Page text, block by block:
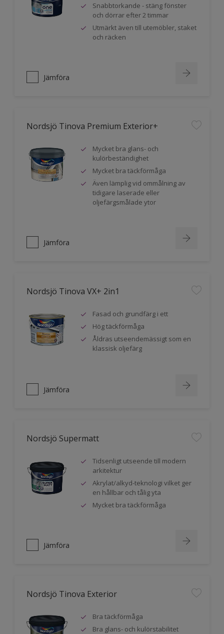
Snabbtorkande - stäng fönster
och dörrar efter 2 timmar
Utmärkt även till utemöbler, staket
och räcken
Jämföra
Nordsjö Tinova Premium Exterior+
Mycket bra glans- och
kulörbeständighet
Mycket bra täckförmåga
Även lämplig vid ommålning av
tidigare laserade eller
oljefärgsmålade ytor
Jämföra
Nordsjö Tinova VX+ 2in1
Fasad och grundfärg i ett
Hög täckförmåga
Åldras utseendemässigt som en
klassisk oljefärg
Jämföra
Nordsjö Supermatt
Tidsenligt utseende till modern
arkitektur
Akrylat/alkyd-teknologi vilket ger
en hållbar och tålig yta
Mycket bra täckförmåga
Jämföra
Nordsjö Tinova Exterior
Bra täckförmåga
Bra glans- och kulörstabilitet